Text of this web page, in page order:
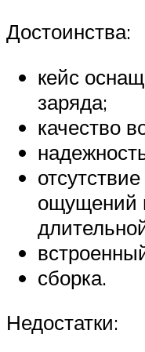
Достоинства:
кейс
заряда;
качество
ощущений
сборка.
Недостатки: